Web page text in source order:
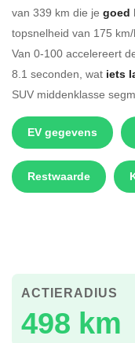
van 339 km die je goed
topsnelheid van 175
Van 0-100 accelereert
8.1 seconden, wat iets
SUV middenklasse
EV gegevens
Restwaarde
498 km
ACTIERADIUS